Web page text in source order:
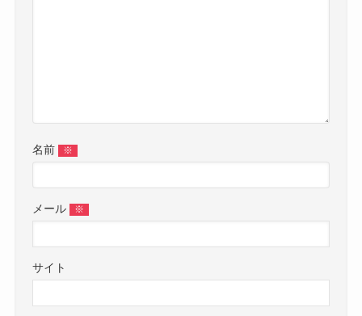
名前 ※
メール ※
サイト